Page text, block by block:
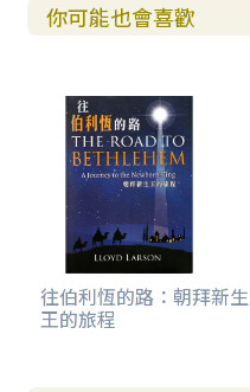
你可能也會喜歡
往伯利恆的路：朝拜新生
王的旅程